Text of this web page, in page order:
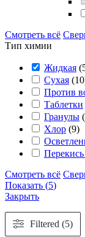
Смотреть всё
Тип химии
Жидкая (
Сухая (10
Против
Таблетки
Гранулы (
Хлор (9)
Смотреть всё
Показать (5)
Закрыть
Filtered (5)